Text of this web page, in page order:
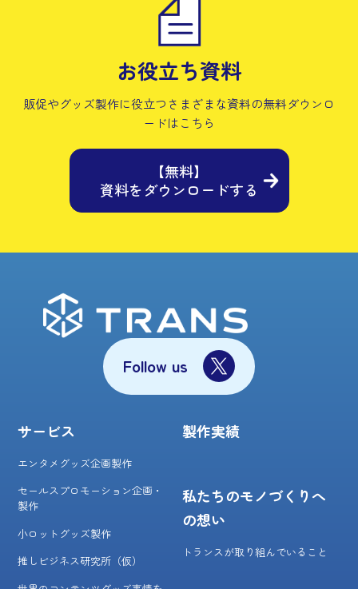
お役立ち資料
販促やグッズ製作に役立つさまざまな資料の無料ダウンロ
ードはこちら
【無料】
資料をダウンロードする
Follow us
サービス
エンタメグッズ企画製作
セールスプロモーション企画・
製作
小ロットグッズ製作
推しビジネス研究所（仮）
製作実績
私たちのモノづくりへ
の想い
トランスが取り組んでいること